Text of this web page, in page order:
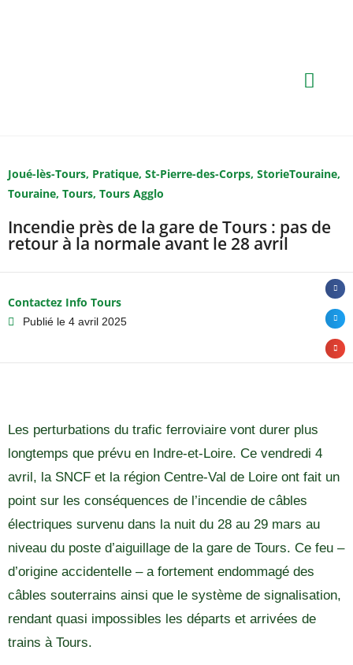
Joué-lès-Tours, Pratique, St-Pierre-des-Corps, StorieTouraine,
Touraine, Tours, Tours Agglo
Incendie près de la gare de Tours : pas de
retour à la normale avant le 28 avril
Contactez Info Tours
Publié le 4 avril 2025
Les perturbations du trafic ferroviaire vont durer plus
longtemps que prévu en Indre-et-Loire. Ce vendredi 4
avril, la SNCF et la région Centre-Val de Loire ont fait un
point sur les conséquences de l’incendie de câbles
électriques survenu dans la nuit du 28 au 29 mars au
niveau du poste d’aiguillage de la gare de Tours. Ce feu –
d’origine accidentelle – a fortement endommagé des
câbles souterrains ainsi que le système de signalisation,
rendant quasi impossibles les départs et arrivées de
trains à Tours.